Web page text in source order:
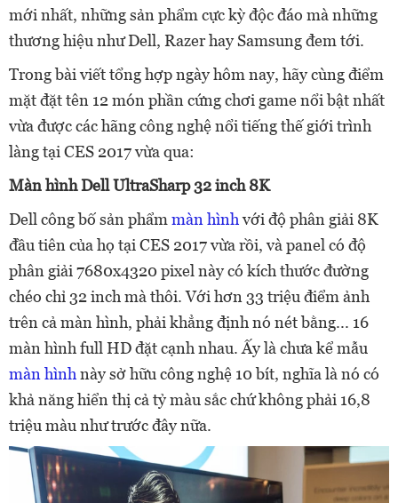
mới nhất, những sản phẩm cực kỳ độc đáo mà những
thương hiệu như Dell, Razer hay Samsung đem tới.
Trong bài viết tổng hợp ngày hôm nay, hãy cùng điểm
mặt đặt tên 12 món phần cứng chơi game nổi bật nhất
vừa được các hãng công nghệ nổi tiếng thế giới trình
làng tại CES 2017 vừa qua:
Màn hình Dell UltraSharp 32 inch 8K
Dell công bố sản phẩm màn hìnhvới độ phân giải 8K
đầu tiên của họ tại CES 2017 vừa rồi, và panel có độ
phân giải 7680x4320 pixel này có kích thước đường
chéo chỉ 32 inch mà thôi. Với hơn 33 triệu điểm ảnh
trên cả màn hình, phải khẳng định nó nét bằng... 16
màn hình full HD đặt cạnh nhau. Ấy là chưa kể mẫu
màn hìnhnày sở hữu công nghệ 10 bít, nghĩa là nó có
khả năng hiển thị cả tỷ màu sắc chứ không phải 16,8
triệu màu như trước đây nữa.